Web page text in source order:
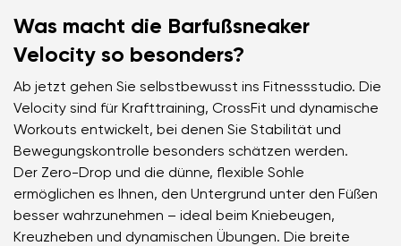
Was macht die Barfußsneaker
Velocity so besonders?
Ab jetzt gehen Sie selbstbewusst ins Fitnessstudio. Die
Velocity sind für Krafttraining, CrossFit und dynamische
Workouts entwickelt, bei denen Sie Stabilität und
Bewegungskontrolle besonders schätzen werden.
Der Zero-Drop und die dünne, flexible Sohle
ermöglichen es Ihnen, den Untergrund unter den Füßen
besser wahrzunehmen – ideal beim Kniebeugen,
Kreuzheben und dynamischen Übungen. Die breite